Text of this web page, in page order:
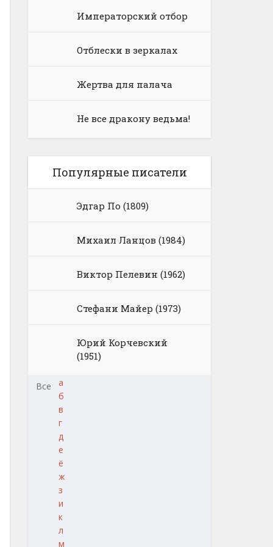
Императорский отбор
Отблески в зеркалах
Жертва для палача
Не все дракону ведьма!
Популярные писатели
Эдгар По (1809)
Михаил Ланцов (1984)
Виктор Пелевин (1962)
Стефани Майер (1973)
Юрий Корчевский
(1951)
Все
а
б
в
г
д
е
ё
ж
з
и
к
л
м